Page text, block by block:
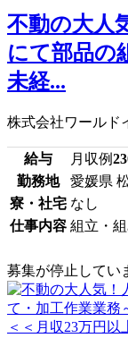
不動の大人
にて部品の
未経...
株式会社ワールド
給与 月収例
勤務地
愛媛県
寮・社宅 なし
仕事内容 組立・
募集が停止してい